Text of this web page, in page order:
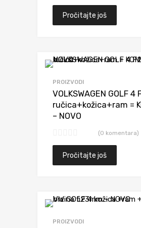
Pročitajte još
PROIZVODI
VOLKSWAGEN GOLF 4
ručica+kožica+ram =
– NOVO
(0 komentara)
Pročitajte još
PROIZVODI